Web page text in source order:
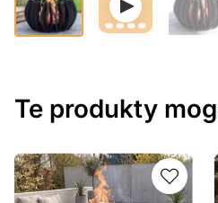
Te produkty